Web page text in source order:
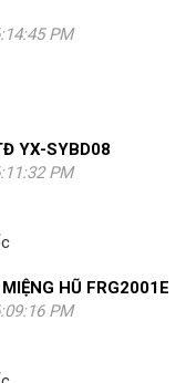
PM
YX-SYBD08
PM
HŨ FRG2001E
PM